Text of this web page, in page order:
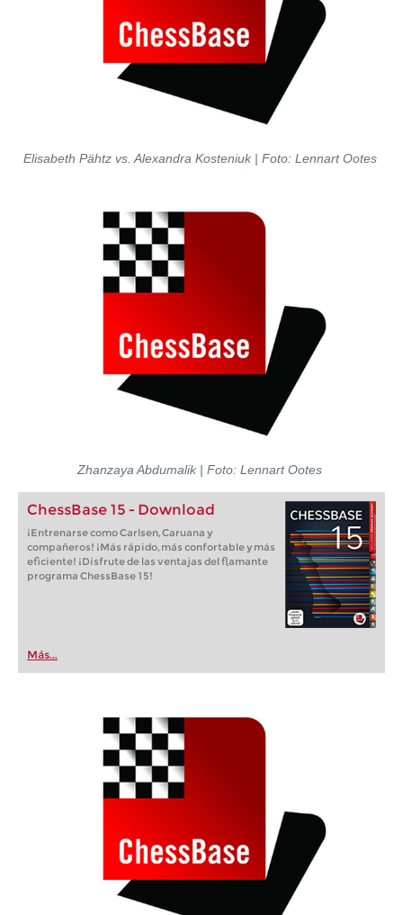
Elisabeth Pähtz vs. Alexandra Kosteniuk | Foto:L ennart Ootes
Zhanzaya Abdumalik | Foto: L ennart Ootes
ChessBase 15 - Download
¡Entrenarse como Carlsen, Caruana y
compañeros! ¡Más rápido, más confortable y más
eficiente! ¡Disfrute de las ventajas del flamante
programa ChessBase 15!
Más...